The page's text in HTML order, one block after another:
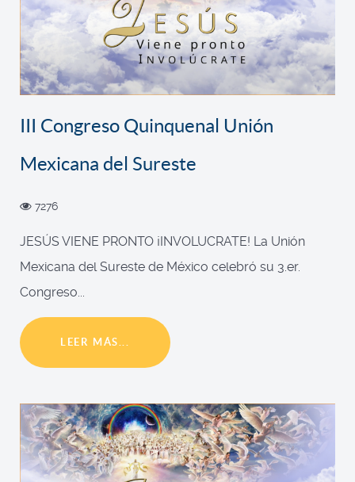
III Congreso Quinquenal Unión
Mexicana del Sureste
7276
JESÚS VIENE PRONTO ¡INVOLUCRATE! La Unión
Mexicana del Sureste de México celebró su 3.er.
Congreso...
LEER MÁS...